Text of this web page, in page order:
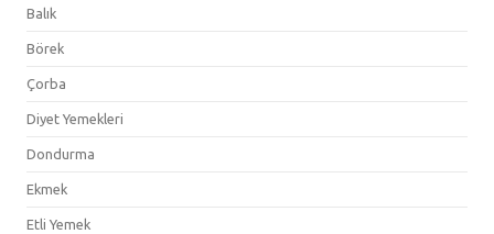
Balık
Börek
Çorba
Diyet Yemekleri
Dondurma
Ekmek
Etli Yemek